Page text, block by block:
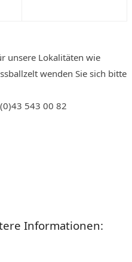
unsere Lokalitäten wie
wenden Sie sich bitte
543 00 82
Informationen: